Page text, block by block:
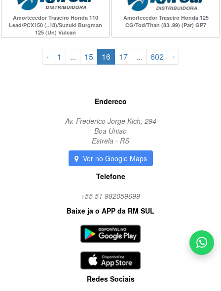
Amortecedor Traseiro Honda 110
Lead/PCX150 (..18)/Suzuki Burgman
125 (Un) Vulcan
Amortecedor Traseiro Honda 125
CG/Tod/Titan (83..99) (Par) GP7
‹ 1 ... 15 16 17 ... 602 ›
Endereco
Av. Frederico Jorge Kich, 294
Boa Uniao
Estrela - RS
Ver no Google Maps
Telefone
+55 51 982059699
Baixe ja o APP da RM SUL
Redes Sociais